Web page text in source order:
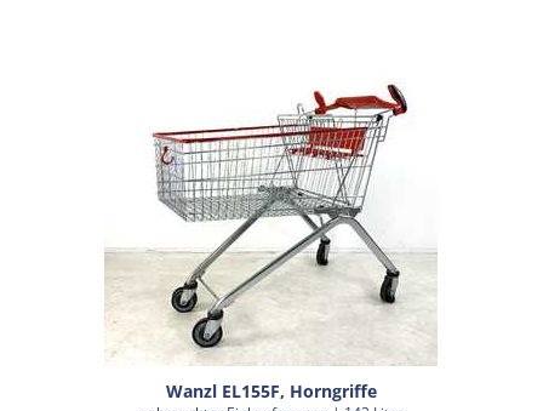
Wanzl EL155F, Horngriffe